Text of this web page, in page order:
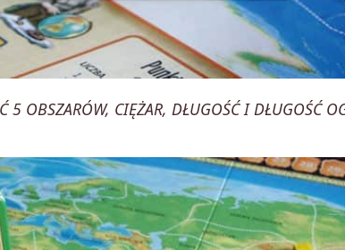
5 OBSZARÓW, CIĘŻAR, DŁUGOŚĆ I DŁUGOŚĆ